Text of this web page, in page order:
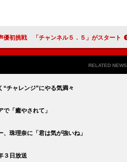
「金田一少年」七瀬美雪役で声優初挑戦 「チャンネル５．５」がスタート
RELATED NEWS
チャレンジ”にやる気満々
「癒やされて」
珠理奈に「君は気が強いね」
３日放送